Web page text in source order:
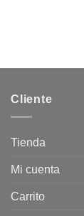
Cliente
Tienda
Mi cuenta
Carrito